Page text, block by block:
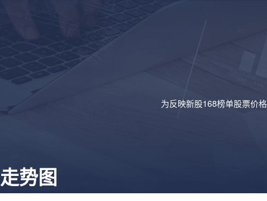
为反映新股168榜单股票价
走势图